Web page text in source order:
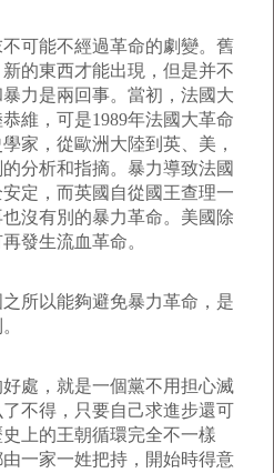
能不經過革命的劇變。舊
的東西才能出現，但是并不
力是兩回事。當初，法國大
維，可是1989年法國大革命
家，從歐洲大陸到英、美，
分析和指摘。暴力導致法國
定，而英國自從國王查理一
沒有別的暴力革命。美國除
發生流血革命。
以能夠避免暴力革命，是
，就是一個黨不用担心滅
不得，只要自己求進步還可
上的王朝循環完全不一樣
一家一姓把持，開始時得意